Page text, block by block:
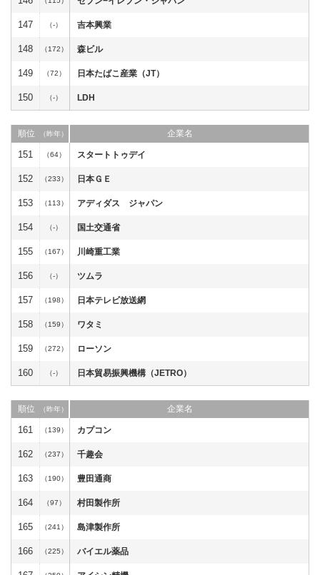
147 （-） 吉本興業
148 （172） 森ビル
149 （72） 日本たばこ産業（JT）
150 （-） LDH
順位 （昨年） 企業名
151 （64） スタートトゥデイ
152 （233） 日本ＧＥ
153 （113） アディダス ジャパン
154 （-） 国土交通省
155 （167） 川崎重工業
156 （-） ツムラ
157 （198） 日本テレビ放送網
158 （159） ワタミ
159 （272） ローソン
160 （-） 日本貿易振興機構（JETRO）
順位 （昨年） 企業名
161 （139） カプコン
162 （237） 千趣会
163 （190） 豊田通商
164 （97） 村田製作所
165 （241） 島津製作所
166 （225） バイエル薬品